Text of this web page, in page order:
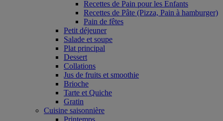
Recettes de Pain pour les Enfants
Recettes de Pâte (Pizza, Pain à hamburger)
Pain de fêtes
Petit déjeuner
Salade et soupe
Plat principal
Dessert
Collations
Jus de fruits et smoothie
Brioche
Tarte et Quiche
Gratin
Cuisine saisonnière
Printemps